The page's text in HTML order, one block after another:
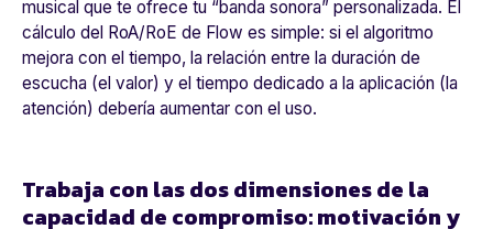
musical que te ofrece tu “banda sonora” personalizada. El
cálculo del RoA/RoE de Flow es simple: si el algoritmo
mejora con el tiempo, la relación entre la duración de
escucha (el valor) y el tiempo dedicado a la aplicación (la
atención) debería aumentar con el uso.
Trabaja con las dos dimensiones de la
capacidad de compromiso: motivación y